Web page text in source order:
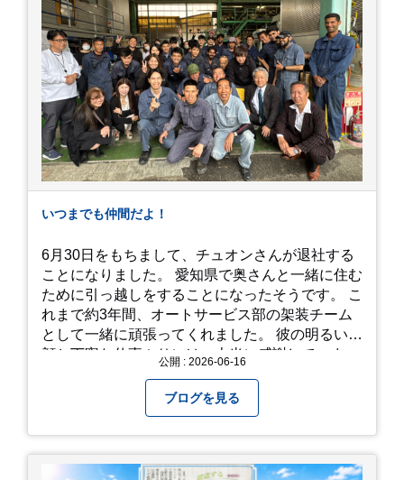
れているので、アジサイの中に囲まれるような感
覚で散策を楽しめます。 写真好きにはたまらない
「フォトジェニック」な景色 あじさい屋敷は、ど
こを切り取っても絵になる場所ばかり。 高い場所
からの眺望: 敷地が高い位置にあるため、あじさ
い越しに広がる茂原の景色を一望できます。 小道
での撮影: アジサイの小道を歩いている後ろ姿
は、とても幻想的で素敵な写真になりますよ。 梅
雨の季節特有の「しっとりと濡れたアジサイ」も
素敵ですし、晴れた日の「キラキラした光を浴び
たアジサイ」も最高です。ぜひカメラを持って出
やすい靴で: 山の斜面を利用した農園ですので、
歩き慣れた靴で行くのが安心です。 雨対策: 雨上
がりは足元が少し滑りやすくなることがありま
す。タオルや雨具を用意しておくと安心ですね。
開花時期のチェック: その年の気候によって見頃
が少し前後します。出かける前に必ず公式情報や
SNSで見頃を確認しましょう！ おわりに 梅雨の
時期を「我慢する期間」から「お出かけを楽しむ
期間」に変えてくれる、そんな素敵な場所です。
いです！
いつまでも仲間だよ！
6月30日をもちまして、チュオンさんが退社する
ことになりました。 愛知県で奥さんと一緒に住む
ために引っ越しをすることになったそうです。 こ
れまで約3年間、オートサービス部の架装チーム
として一緒に頑張ってくれました。 彼の明るい笑
顔と丁寧な仕事ぶりには、本当に感謝していま
撮影した記念写真を添付します。 チュオンさんの
今後のご活躍と新しいスタートを、みんなで応援
しましょう！ チュオンさん、今まで本当にありが
とうございました！
公開 : 2026-06-16
ブログを見る